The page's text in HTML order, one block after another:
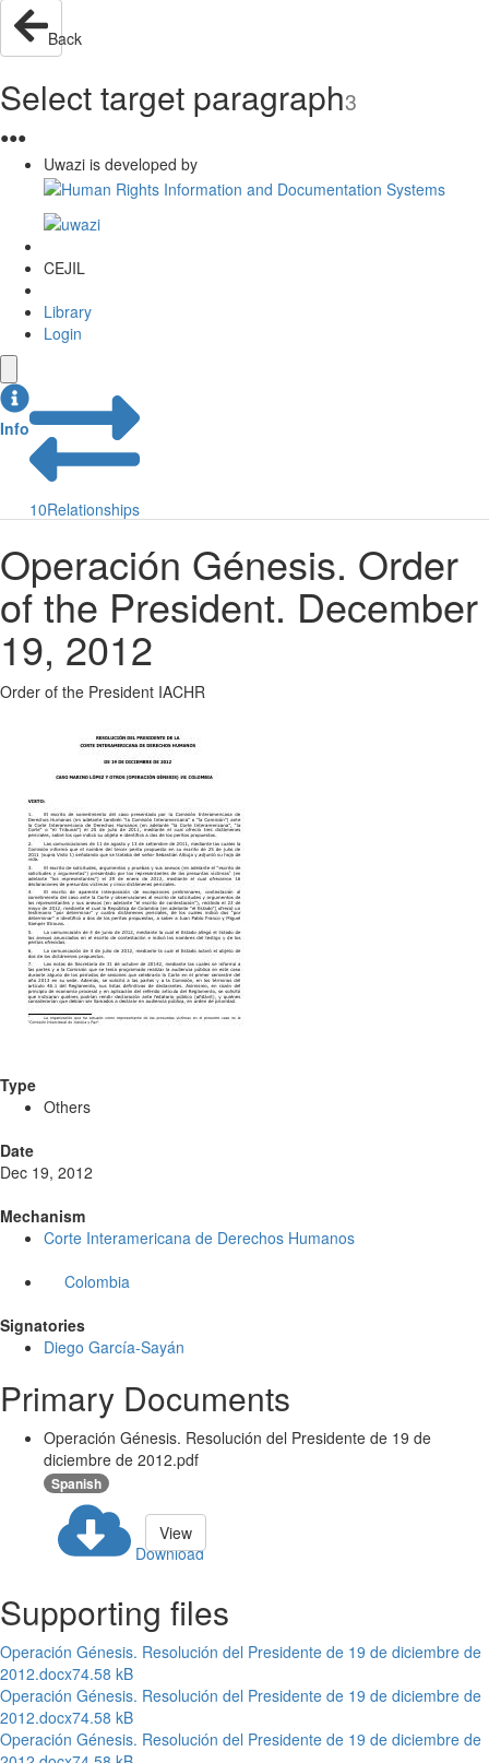
Back
Select target paragraph3
●●●
Uwazi is developed by
CEJIL
Library
Login
Info
10Relationships
Operación Génesis. Order
of the President. December
19, 2012
Order of the President IACHR
Type
Others
Date
Dec 19, 2012
Mechanism
Corte Interamericana de Derechos Humanos
Colombia
Signatories
Diego García-Sayán
Primary Documents
Operación Génesis. Resolución del Presidente de 19 de
diciembre de 2012.pdf
Spanish
Download
View
Supporting files
Operación Génesis. Resolución del Presidente de 19 de diciembre de
2012.docx74.58 kB
Operación Génesis. Resolución del Presidente de 19 de diciembre de
2012.docx74.58 kB
Operación Génesis. Resolución del Presidente de 19 de diciembre de